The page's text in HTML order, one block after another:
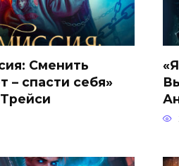
Сменить
– спасти себя»